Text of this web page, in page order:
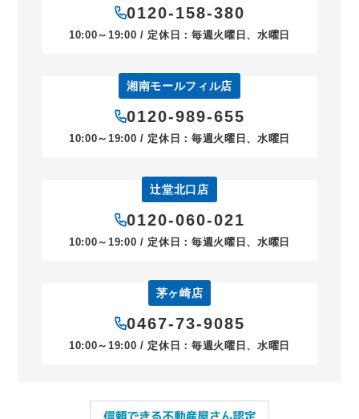
0120-158-380
10:00～19:00 / 定休日：毎週火曜日、水曜日
湘南モールフィル店
0120-989-655
10:00～19:00 / 定休日：毎週火曜日、水曜日
辻堂北口店
0120-060-021
10:00～19:00 / 定休日：毎週火曜日、水曜日
茅ヶ崎店
0467-73-9085
10:00～19:00 / 定休日：毎週火曜日、水曜日